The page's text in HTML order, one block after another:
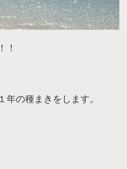
！
の種まきをします。